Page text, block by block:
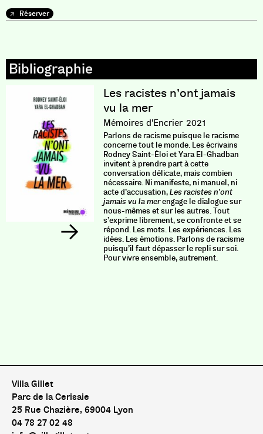
Réserver
Les racistes n’ont jamais
vu la mer
Mémoires d'Encrier 2021
Parlons de racisme puisque le racisme
concerne tout le monde. Les écrivains
Rodney Saint-Éloi et Yara El-Ghadban
invitent à prendre part à cette
conversation délicate, mais combien
nécessaire. Ni manifeste, ni manuel, ni
acte d’accusation,Les racistes n’ont
jamais vu la merengage le dialogue sur
nous-mêmes et sur les autres. Tout
s’exprime librement, se confronte et se
répond. Les mots. Les expériences. Les
idées. Les émotions. Parlons de racisme
puisqu’il faut dépasser le repli sur soi.
Pour vivre ensemble, autrement.
Villa Gillet
Parc de la Cerisaie
25 Rue Chazière, 69004 Lyon
04 78 27 02 48